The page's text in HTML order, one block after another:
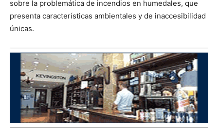
sobre la problemática de incendios en humedales, que
presenta características ambientales y de inaccesibilidad
únicas.